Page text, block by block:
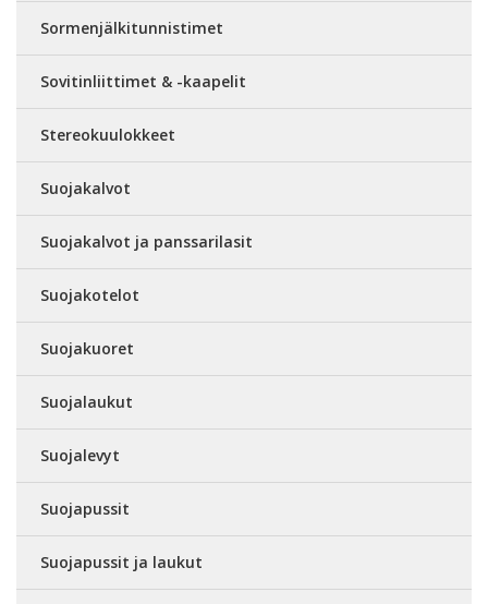
Sormenjälkitunnistimet
Sovitinliittimet & -kaapelit
Stereokuulokkeet
Suojakalvot
Suojakalvot ja panssarilasit
Suojakotelot
Suojakuoret
Suojalaukut
Suojalevyt
Suojapussit
Suojapussit ja laukut